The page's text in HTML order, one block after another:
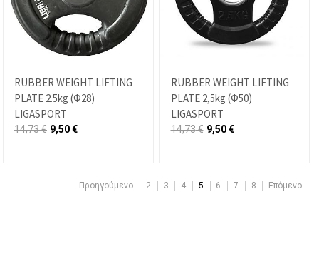
RUBBER WEIGHT LIFTING
PLATE 2.5kg (Φ28)
LIGASPORT
14,73€ 9,50€
RUBBER WEIGHT LIFTING
PLATE 2,5kg (Φ50)
LIGASPORT
14,73€ 9,50€
Προηγούμενο 2 3 4 5 6 7 8 Επόμενο